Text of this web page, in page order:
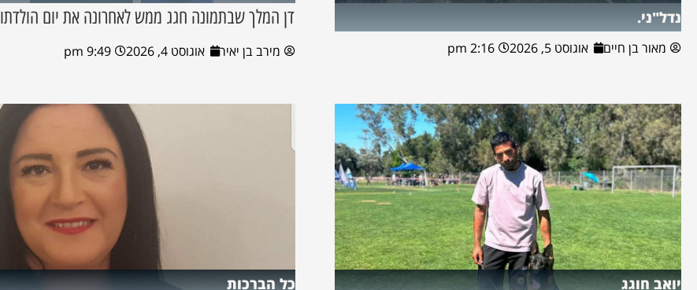
נדל"ני.
מאור בן חיים אוגוסט 5, 2026 2:16 pm
דן המלך שבתמונה חגג ממש לאחרונה את יום הולדתו
מירב בן יאיר אוגוסט 4, 2026 9:49 pm
יואב חוגג כל הברכות